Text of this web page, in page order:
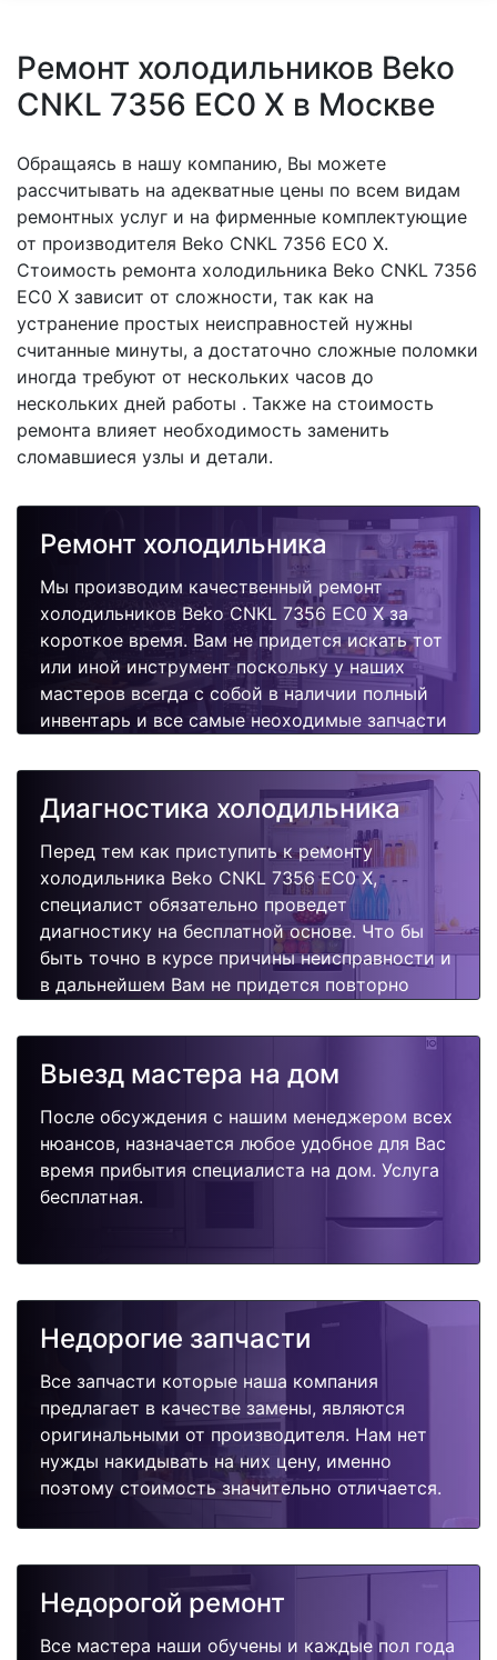
Ремонт холодильников Beko
CNKL 7356 EC0 X в Москве
Обращаясь в нашу компанию, Вы можете
рассчитывать на адекватные цены по всем видам
ремонтных услуг и на фирменные комплектующие
от производителя Beko CNKL 7356 EC0 X.
Стоимость ремонта холодильника Beko CNKL 7356
EC0 X зависит от сложности, так как на
устранение простых неисправностей нужны
считанные минуты, а достаточно сложные поломки
иногда требуют от нескольких часов до
нескольких дней работы . Также на стоимость
ремонта влияет необходимость заменить
сломавшиеся узлы и детали.
Ремонт холодильника
Мы производим качественный ремонт
холодильников Beko CNKL 7356 EC0 X за
короткое время. Вам не придется искать тот
или иной инструмент поскольку у наших
мастеров всегда с собой в наличии полный
инвентарь и все самые неоходимые запчасти
быстро, качественно и недорого.
Диагностика холодильника
Перед тем как приступить к ремонту
холодильника Beko CNKL 7356 EC0 X,
специалист обязательно проведет
диагностику на бесплатной основе. Что бы
быть точно в курсе причины неисправности и
в дальнейшем Вам не придется повторно
поломок.
Выезд мастера на дом
После обсуждения с нашим менеджером всех
нюансов, назначается любое удобное для Вас
время прибытия специалиста на дом. Услуга
бесплатная.
Недорогие запчасти
Все запчасти которые наша компания
предлагает в качестве замены, являются
оригинальными от производителя. Нам нет
нужды накидывать на них цену, именно
поэтому стоимость значительно отличается.
Недорогой ремонт
Все мастера наши обучены и каждые пол года